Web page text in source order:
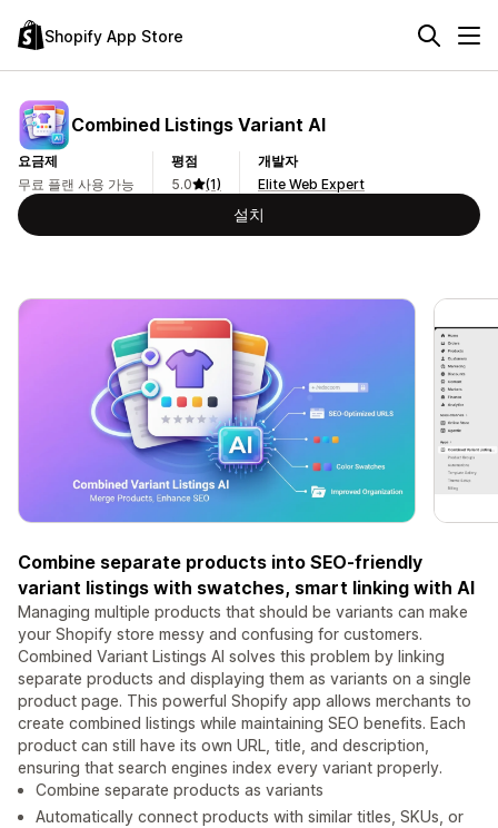
Shopify App Store
Combined Listings Variant AI
요금제
무료 플랜 사용 가능
평점
5.0
(1)
개발자
Elite Web Expert
설치
Combine separate products into SEO-friendly
variant listings with swatches, smart linking with AI
Managing multiple products that should be variants can make
your Shopify store messy and confusing for customers.
Combined Variant Listings AI solves this problem by linking
separate products and displaying them as variants on a single
product page. This powerful Shopify app allows merchants to
create combined listings while maintaining SEO benefits. Each
product can still have its own URL, title, and description,
ensuring that search engines index every variant properly.
Combine separate products as variants
Automatically connect products with similar titles, SKUs, or